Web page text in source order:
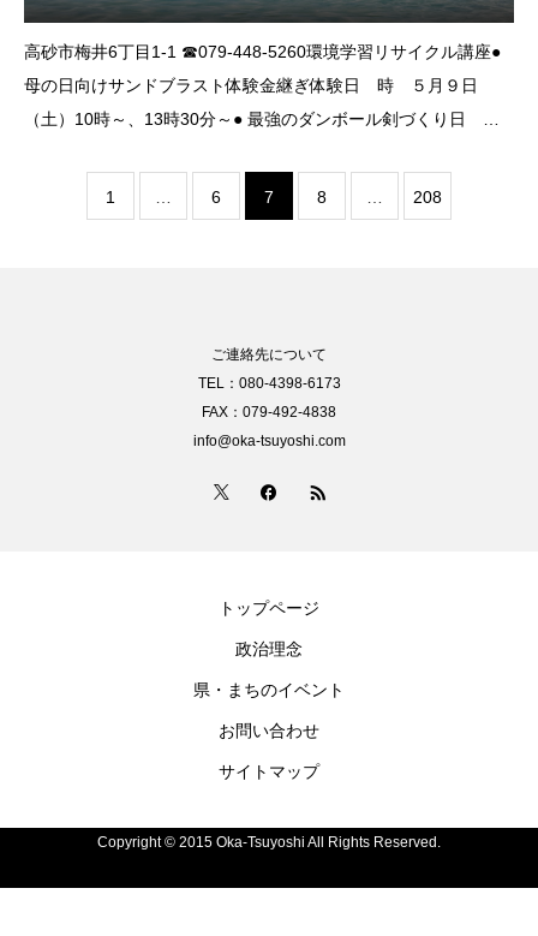
高砂市梅井6丁目1-1 ☎079-448-5260環境学習リサイクル講座●
母の日向けサンドブラスト体験金継ぎ体験日 時 ５月９日
（土）10時～、13時30分～● 最強のダンボール剣づくり日
1 6 7 8 208
ご連絡先について
TEL：080-4398-6173
FAX：079-492-4838
info@oka-tsuyoshi.com
トップページ
政治理念
県・まちのイベント
お問い合わせ
サイトマップ
Copyright © 2015 Oka-Tsuyoshi All Rights Reserved.